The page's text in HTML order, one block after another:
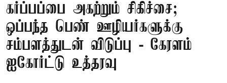
கர்ப்பப்பை அகற்றும் சிகிச்சை;
ஒப்பந்த பெண் ஊழியர்களுக்கு
சம்பளத்துடன் விடுப்பு - கேரளம்
ஐகோர்ட்டு உத்தரவு